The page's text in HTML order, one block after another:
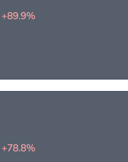
+89.9%
+78.8%